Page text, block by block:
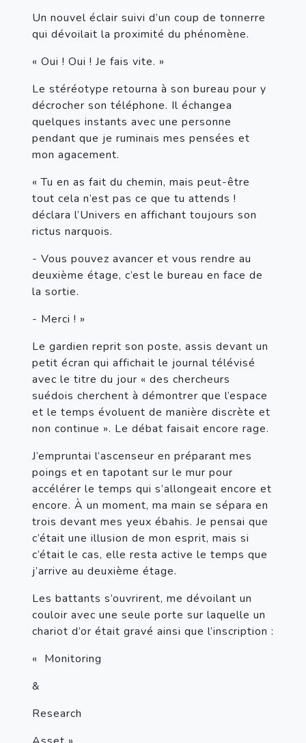
Un nouvel éclair suivi d’un coup de tonnerre
qui dévoilait la proximité du phénomène.
« Oui ! Oui ! Je fais vite. »
Le stéréotype retourna à son bureau pour y
décrocher son téléphone. Il échangea
quelques instants avec une personne
pendant que je ruminais mes pensées et
mon agacement.
« Tu en as fait du chemin, mais peut-être
tout cela n’est pas ce que tu attends !
déclara l’Univers en affichant toujours son
rictus narquois.
- Vous pouvez avancer et vous rendre au
deuxième étage, c’est le bureau en face de
la sortie.
- Merci ! »
Le gardien reprit son poste, assis devant un
petit écran qui affichait le journal télévisé
avec le titre du jour « des chercheurs
suédois cherchent à démontrer que l’espace
et le temps évoluent de manière discrète et
non continue ». Le débat faisait encore rage.
J’empruntai l’ascenseur en préparant mes
poings et en tapotant sur le mur pour
accélérer le temps qui s’allongeait encore et
encore. À un moment, ma main se sépara en
trois devant mes yeux ébahis. Je pensai que
c’était une illusion de mon esprit, mais si
c’était le cas, elle resta active le temps que
j’arrive au deuxième étage.
Les battants s’ouvrirent, me dévoilant un
couloir avec une seule porte sur laquelle un
chariot d’or était gravé ainsi que l’inscription :
«  Monitoring
&
Research